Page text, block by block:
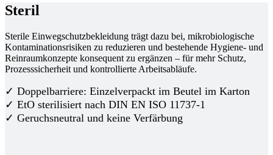
Steril
Sterile Einwegschutzbekleidung trägt dazu bei, mikrobiologische
Kontaminationsrisiken zu reduzieren und bestehende Hygiene- und
Reinraumkonzepte konsequent zu ergänzen – für mehr Schutz,
Prozesssicherheit und kontrollierte Arbeitsabläufe.
✓ Doppelbarriere: Einzelverpackt im Beutel im Karton
✓ EtO sterilisiert nach DIN EN ISO 11737-1
✓ Geruchsneutral und keine Verfärbung